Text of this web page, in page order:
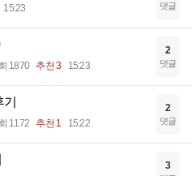
15:23 댓글
1870 추천 3 15:23
2
댓글
1172 추천 1 15:22
2
댓글
3